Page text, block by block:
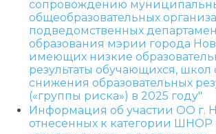
сопровождению
общеобразовательных
подведомственных
образования мэрии города
имеющих низкие
результаты обучающихся, школ
снижения образовательных
(«группы риска») в 2025 году"
Информация об участии ОО г.
отнесенных к категории ШНОР